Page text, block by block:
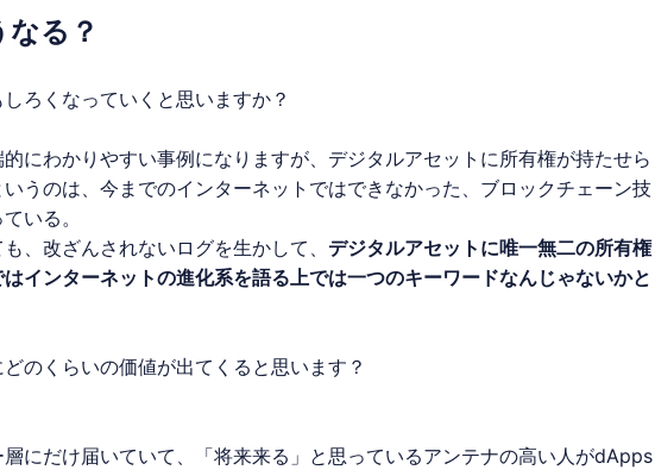
る？
くなっていくと思いますか？
わかりやすい事例になりますが、デジタルアセットに所有権が持たせら
うのは、今までのインターネットではできなかった、ブロックチェーン技
いる。
、改ざんされないログを生かして、 デジタルアセットに唯一無二の所有権
インターネットの進化系を語る上では一つのキーワードなんじゃないかと
くらいの価値が出てくると思います？
にだけ届いていて、「将来来る」と思っているアンテナの高い人がdApps